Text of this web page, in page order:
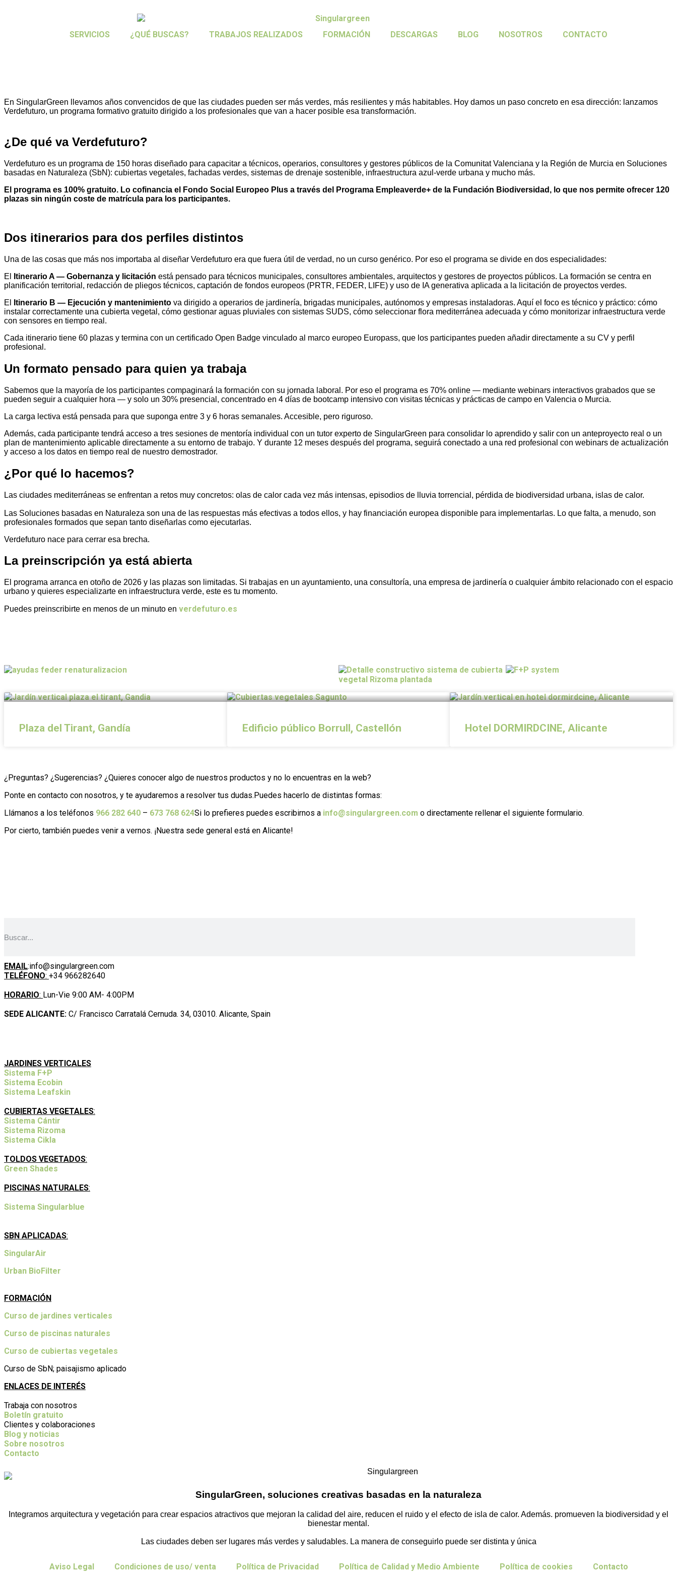
SERVICIOS ¿QUÉ BUSCAS? TRABAJOS REALIZADOS FORMACIÓN DESCARGAS BLOG NOSOTROS CONTACTO
En SingularGreen llevamos años convencidos de que las ciudades pueden ser más verdes, más resilientes y más habitables. Hoy damos un paso concreto en esa dirección: lanzamos
Verdefuturo, un programa formativo gratuito dirigido a los profesionales que van a hacer posible esa transformación.
¿De qué va Verdefuturo?
Verdefuturo es un programa de 150 horas diseñado para capacitar a técnicos, operarios, consultores y gestores públicos de la Comunitat Valenciana y la Región de Murcia en Soluciones
basadas en Naturaleza (SbN): cubiertas vegetales, fachadas verdes, sistemas de drenaje sostenible, infraestructura azul-verde urbana y mucho más.
El programa es 100% gratuito. Lo cofinancia el Fondo Social Europeo Plus a través del Programa Empleaverde+ de la Fundación Biodiversidad, lo que nos permite ofrecer 120
plazas sin ningún coste de matrícula para los participantes.
Dos itinerarios para dos perfiles distintos
Una de las cosas que más nos importaba al diseñar Verdefuturo era que fuera útil de verdad, no un curso genérico. Por eso el programa se divide en dos especialidades:
El
Itinerario A — Gobernanza y licitación está pensado para técnicos municipales, consultores ambientales, arquitectos y gestores de proyectos públicos. La formación se centra en
planificación territorial, redacción de pliegos técnicos, captación de fondos europeos (PRTR, FEDER, LIFE) y uso de IA generativa aplicada a la licitación de proyectos verdes.
El
Itinerario B — Ejecución y mantenimiento va dirigido a operarios de jardinería, brigadas municipales, autónomos y empresas instaladoras. Aquí el foco es técnico y práctico: cómo
instalar correctamente una cubierta vegetal, cómo gestionar aguas pluviales con sistemas SUDS, cómo seleccionar flora mediterránea adecuada y cómo monitorizar infraestructura verde
con sensores en tiempo real.
Cada itinerario tiene 60 plazas y termina con un certificado Open Badge vinculado al marco europeo Europass, que los participantes pueden añadir directamente a su CV y perfil
profesional.
Un formato pensado para quien ya trabaja
Sabemos que la mayoría de los participantes compaginará la formación con su jornada laboral. Por eso el programa es 70% online — mediante webinars interactivos grabados que se
pueden seguir a cualquier hora — y solo un 30% presencial, concentrado en 4 días de bootcamp intensivo con visitas técnicas y prácticas de campo en Valencia o Murcia.
La carga lectiva está pensada para que suponga entre 3 y 6 horas semanales. Accesible, pero riguroso.
Además, cada participante tendrá acceso a tres sesiones de mentoría individual con un tutor experto de SingularGreen para consolidar lo aprendido y salir con un anteproyecto real o un
plan de mantenimiento aplicable directamente a su entorno de trabajo. Y durante 12 meses después del programa, seguirá conectado a una red profesional con webinars de actualización
y acceso a los datos en tiempo real de nuestro demostrador.
¿Por qué lo hacemos?
Las ciudades mediterráneas se enfrentan a retos muy concretos: olas de calor cada vez más intensas, episodios de lluvia torrencial, pérdida de biodiversidad urbana, islas de calor.
Las Soluciones basadas en Naturaleza son una de las respuestas más efectivas a todos ellos, y hay financiación europea disponible para implementarlas. Lo que falta, a menudo, son
profesionales formados que sepan tanto diseñarlas como ejecutarlas.
Verdefuturo nace para cerrar esa brecha.
La preinscripción ya está abierta
El programa arranca en otoño de 2026 y las plazas son limitadas. Si trabajas en un ayuntamiento, una consultoría, una empresa de jardinería o cualquier ámbito relacionado con el espacio
urbano y quieres especializarte en infraestructura verde, este es tu momento.
Puedes preinscribirte en menos de un minuto en verdefuturo.es
Plaza del Tirant, Gandía Edificio público Borrull, Castellón Hotel DORMIRDCINE, Alicante
¿Preguntas? ¿Sugerencias? ¿Quieres conocer algo de nuestros productos y no lo encuentras en la web?
Ponte en contacto con nosotros, y te ayudaremos a resolver tus dudas.Puedes hacerlo de distintas formas:
Llámanos a los teléfonos 966 282 640 – 673 768 624Si lo prefieres puedes escribirnos a info@singulargreen.com o directamente rellenar el siguiente formulario.
Por cierto, también puedes venir a vernos. ¡Nuestra sede general está en Alicante!
EMAIL:info@singulargreen.com
TELÉFONO: +34 966282640
HORARIO: Lun-Vie 9:00 AM- 4:00PM
SEDE ALICANTE: C/ Francisco Carratalá Cernuda. 34, 03010. Alicante, Spain
JARDINES VERTICALES
Sistema F+P
Sistema Ecobin
Sistema Leafskin
CUBIERTAS VEGETALES:
Sistema Cántir
Sistema Rizoma
Sistema Cikla
TOLDOS VEGETADOS:
Green Shades
PISCINAS NATURALES:
Sistema Singularblue
SBN APLICADAS:
SingularAir
Urban BioFilter
FORMACIÓN
Curso de jardines verticales
Curso de piscinas naturales
Curso de cubiertas vegetales
Curso de SbN; paisajismo aplicado
ENLACES DE INTERÉS
Trabaja con nosotros
Boletín gratuito
Clientes y colaboraciones
Blog y noticias
Sobre nosotros
Contacto
SingularGreen, soluciones creativas basadas en la naturaleza
Integramos arquitectura y vegetación para crear espacios atractivos que mejoran la calidad del aire, reducen el ruido y el efecto de isla de calor. Además. promueven la biodiversidad y el
bienestar mental.
Las ciudades deben ser lugares más verdes y saludables. La manera de conseguirlo puede ser distinta y única
Aviso Legal Condiciones de uso/ venta Política de Privacidad Política de Calidad y Medio Ambiente Política de cookies Contacto